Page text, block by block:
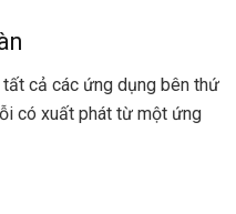
cả các ứng dụng bên thứ
có xuất phát từ một ứng